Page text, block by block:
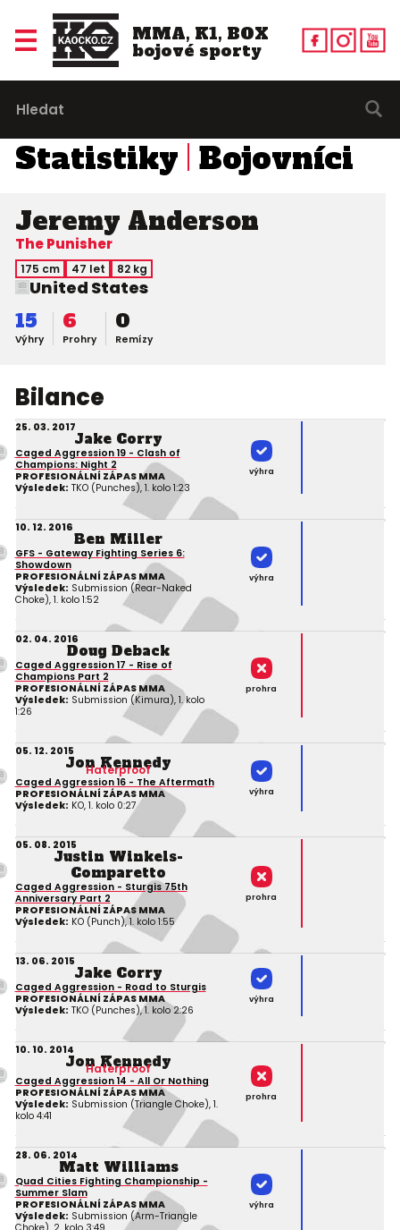
MMA, K1, BOX
bojové sporty
Statistiky Bojovníci
Jeremy Anderson
The Punisher
175 cm 47 let 82 kg
United States
Výhry
15
Prohry
6
Remízy
0
Bilance
25. 03. 2017
Jake Corry
Caged Aggression 19 - Clash of
Champions: Night 2
PROFESIONÁLNÍ ZÁPAS MMA
Výsledek: TKO (Punches), 1. kolo 1:23
výhra
10. 12. 2016
Ben Miller
GFS - Gateway Fighting Series 6:
Showdown
PROFESIONÁLNÍ ZÁPAS MMA
Výsledek: Submission (Rear-Naked
Choke), 1. kolo 1:52
výhra
02. 04. 2016
Doug Deback
Caged Aggression 17 - Rise of
Champions Part 2
PROFESIONÁLNÍ ZÁPAS MMA
Výsledek: Submission (Kimura), 1. kolo
1:26
prohra
05. 12. 2015
Jon Kennedy
Haterproof
Caged Aggression 16 - The Aftermath
PROFESIONÁLNÍ ZÁPAS MMA
Výsledek: KO, 1. kolo 0:27
výhra
05. 08. 2015
Justin Winkels-
Comparetto
Caged Aggression - Sturgis 75th
Anniversary Part 2
PROFESIONÁLNÍ ZÁPAS MMA
Výsledek: KO (Punch), 1. kolo 1:55
prohra
13. 06. 2015
Jake Corry
Caged Aggression - Road to Sturgis
PROFESIONÁLNÍ ZÁPAS MMA
Výsledek: TKO (Punches), 1. kolo 2:26
výhra
10. 10. 2014
Jon Kennedy
Haterproof
Caged Aggression 14 - All Or Nothing
PROFESIONÁLNÍ ZÁPAS MMA
Výsledek: Submission (Triangle Choke), 1.
kolo 4:41
prohra
28. 06. 2014
Matt Williams
Quad Cities Fighting Championship -
Summer Slam
PROFESIONÁLNÍ ZÁPAS MMA
Výsledek: Submission (Arm-Triangle
výhra